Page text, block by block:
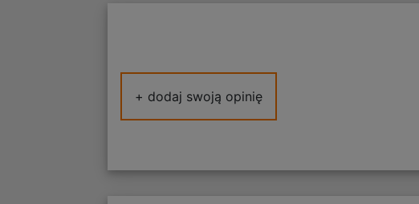
+ dodaj swoją opinię